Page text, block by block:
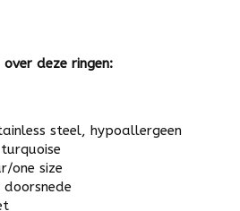
deze ringen:
steel, hypoallergeen
one size
doorsnede